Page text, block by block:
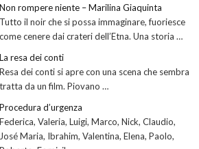
Non rompere niente – Marilina Giaquinta
Tutto il noir che si possa immaginare, fuoriesce
come cenere dai crateri dell’Etna. Una storia …
La resa dei conti
Resa dei conti si apre con una scena che sembra
tratta da un film. Piovano …
Procedura d’urgenza
Federica, Valeria, Luigi, Marco, Nick, Claudio,
José Maria, Ibrahim, Valentina, Elena, Paolo,